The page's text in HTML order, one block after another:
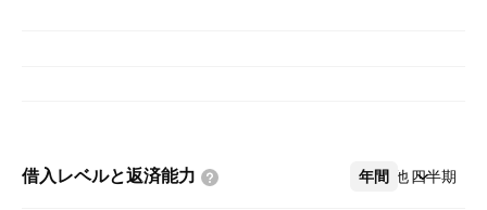
借入レベルと返済能力 年間 四半期
その他